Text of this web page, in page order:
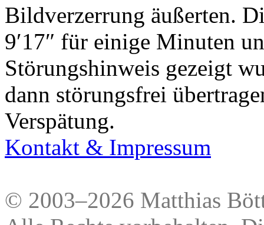
Bildverzerrung äußerten.
9′17″ für einige Minuten
Störungshinweis gezeigt
dann störungsfrei
Verspätung.
Kontakt & Impressum
© 2003–2026 Matthias